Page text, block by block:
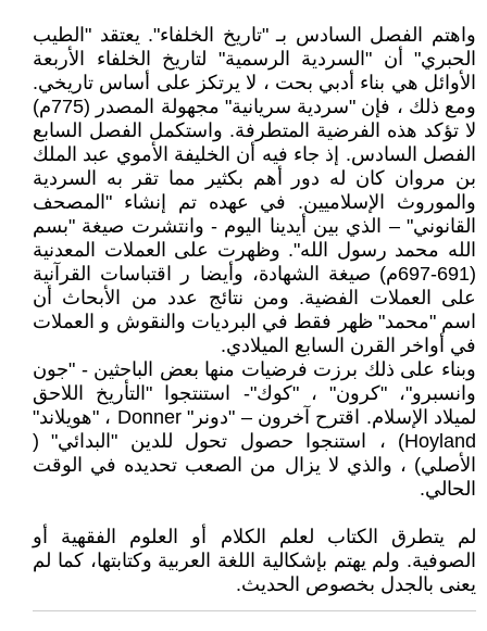
واهتم الفصل السادس بـ "تاريخ الخلفاء". يعتقد "الطيب
الحبري" أن "السردية الرسمية" لتاريخ الخلفاء الأربعة
الأوائل هي بناء أدبي بحت ، لا يرتكز على أساس تاريخي.
ومع ذلك ، فإن "سردية سريانية" مجهولة المصدر (775م)
لا تؤكد هذه الفرضية المتطرفة. واستكمل الفصل السابع
الفصل السادس. إذ جاء فيه أن الخليفة الأموي عبد الملك
بن مروان كان له دور أهم بكثير مما تقر به السردية
والموروث الإسلاميين. في عهده تم إنشاء "المصحف
القانوني" – الذي بين أيدينا اليوم - وانتشرت صيغة "بسم
الله محمد رسول الله". وظهرت على العملات المعدنية
(691-697م) صيغة الشهادة، وأيضا ر اقتباسات القرآنية
على العملات الفضية. ومن نتائج عدد من الأبحاث أن
اسم "محمد" ظهر فقط في البرديات والنقوش و العملات
في أواخر القرن السابع الميلادي.
وبناء على ذلك برزت فرضيات منها بعض الباحثين - "جون
وانسبرو"، "كرون" ، "كوك"- استنتجوا "التأريخ اللاحق
لميلاد الإسلام. اقترح آخرون – "دونر" Donner ، "هويلاند"
Hoyland) ، استنجوا حصول تحول للدين "البدائي" (
الأصلي) ، والذي لا يزال من الصعب تحديده في الوقت
الحالي.
لم يتطرق الكتاب لعلم الكلام أو العلوم الفقهية أو
الصوفية. ولم يهتم بإشكالية اللغة العربية وكتابتها، كما لم
يعنى بالجدل بخصوص الحديث.